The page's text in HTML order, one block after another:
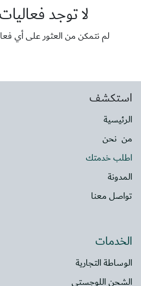
لا توجد
لم نتمكن من العثور على أي
استكشف
الرئيسية
من نحن
اطلب خدمتك
المدونة
تواصل معنا
الخدمات
الوساطة التجارية
الشحن اللوجستي